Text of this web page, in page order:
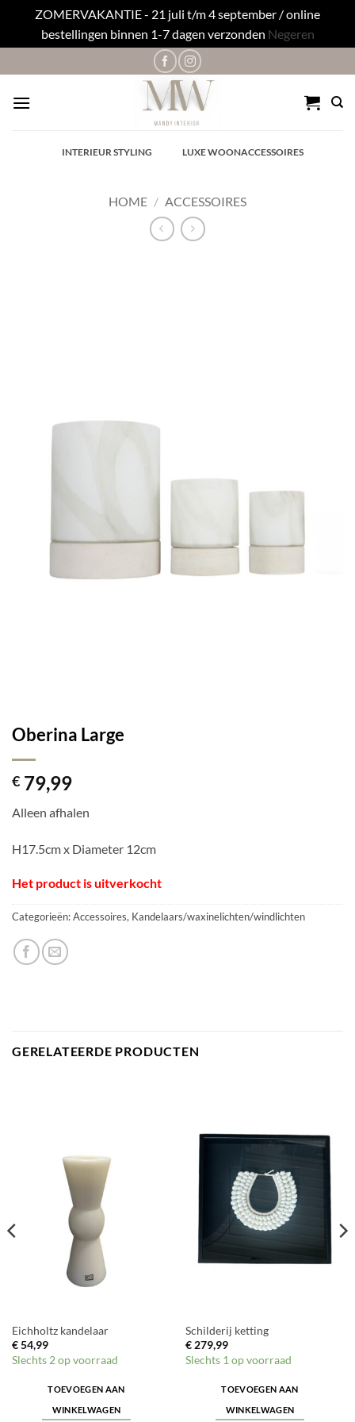
ZOMERVAKANTIE - 21 juli t/m 4 september / online
bestellingen binnen 1-7 dagen verzonden Negeren
naar
inhoud
INTERIEUR STYLING LUXE WOONACCESSOIRES
HOME / ACCESSOIRES
Oberina Large
€ 79,99
Alleen afhalen
H17.5cm x Diameter 12cm
Het product is uitverkocht
Categorieën:Accessoires, Kandelaars/waxinelichten/windlichten
GERELATEERDE PRODUCTEN
Eichholtz kandelaar
€54,99
Slechts 2 op voorraad
TOEVOEGEN AAN
WINKELWAGEN
Schilderij ketting
€279,99
Slechts 1 op voorraad
TOEVOEGEN AAN
WINKELWAGEN